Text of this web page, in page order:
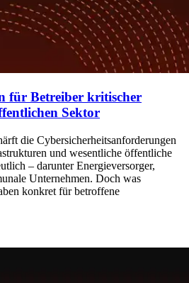
für Betreiber kritischer
Sektor
die Cybersicherheitsanforderungen
und wesentliche öffentliche
– darunter Energieversorger,
Unternehmen. Doch was
konkret für betroffene